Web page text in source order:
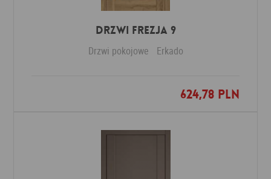
DRZWI FREZJA 9
Drzwi pokojowe Erkado
624,78 PLN
Dodaj do ulubionych